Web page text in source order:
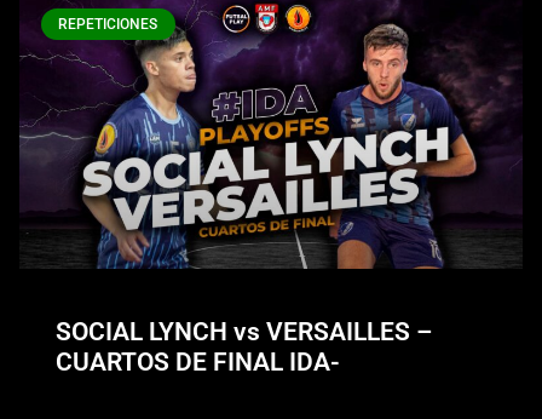
REPETICIONES
SOCIAL LYNCH vs VERSAILLES –
CUARTOS DE FINAL IDA-